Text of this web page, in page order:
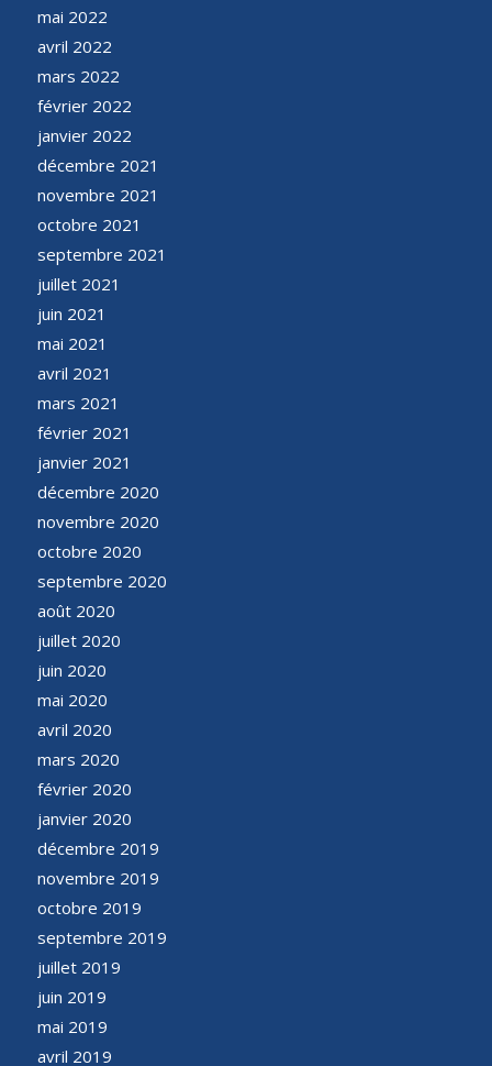
mai 2022
avril 2022
mars 2022
février 2022
janvier 2022
décembre 2021
novembre 2021
octobre 2021
septembre 2021
juillet 2021
juin 2021
mai 2021
avril 2021
mars 2021
février 2021
janvier 2021
décembre 2020
novembre 2020
octobre 2020
septembre 2020
août 2020
juillet 2020
juin 2020
mai 2020
avril 2020
mars 2020
février 2020
janvier 2020
décembre 2019
novembre 2019
octobre 2019
septembre 2019
juillet 2019
juin 2019
mai 2019
avril 2019